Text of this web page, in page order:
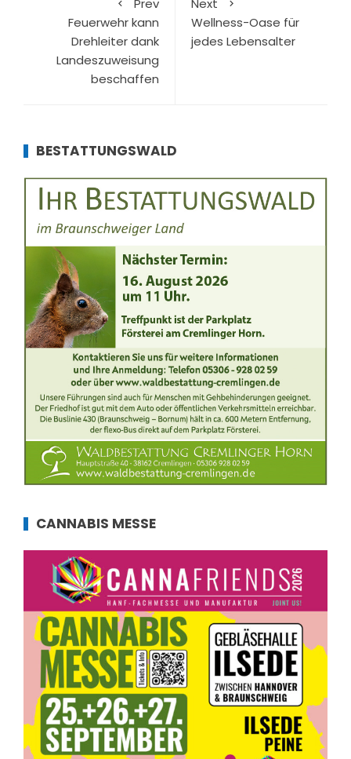
Prev
Feuerwehr kann
Drehleiter dank
Landeszuweisung
beschaffen
Next
Wellness-Oase für
jedes Lebensalter
BESTATTUNGSWALD
CANNABIS MESSE